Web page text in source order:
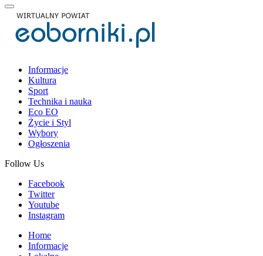
Informacje
Kultura
Sport
Technika i nauka
Eco EO
Życie i Styl
Wybory
Ogłoszenia
Follow Us
Facebook
Twitter
Youtube
Instagram
Home
Informacje